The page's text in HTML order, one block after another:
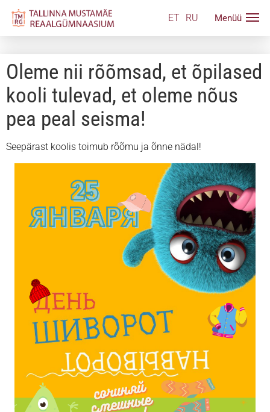
ET RU
Oleme nii rõõmsad, et õpilased
kooli tulevad, et oleme nõus
pea peal seisma!
Seepärast koolis toimub rõõmu ja õnne nädal!